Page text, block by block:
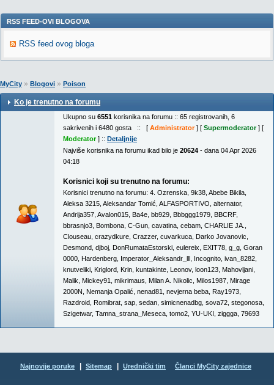
RSS FEED-OVI BLOGOVA
RSS feed ovog bloga
MyCity » Blogovi » Poison
Ko je trenutno na forumu
Ukupno su 6551 korisnika na forumu :: 65 registrovanih, 6
sakrivenih i 6480 gosta :: [ Administrator] [ Supermoderator] [
Moderator] :: Detaljnije
Najviše korisnika na forumu ikad bilo je 20624 - dana 04 Apr 2026
04:18
Korisnici koji su trenutno na forumu:
Korisnici trenutno na forumu: 4. Ozrenska 9k38 Abebe Bikila
Aleksa 3215 Aleksandar Tomić ALFASPORTIVO alternator,
Andrija357 Avalon015 Ba4e bb929 Bbbggg1979 BBCRF,
bbrasnjo3 Bombona C-Gun cavatina cebam CHARLIE JA.
Clouseau crazydkure Crazzer, cuvarkuca Darko Jovanovic
Desmond djboj DonRumataEstorski eulereix EXIT78 g_g Goran
0000 Hardenberg Imperator_Aleksandr_lll Incognito ivan_8282
knutveliki Kriglord Krin kuntakinte Leonov, loon123 Mahovljani
Malik Mickey91 mikrimaus Milan A. Nikolic Milos1987 Mirage
2000N Nemanja Opalić nenad81 nevjerna beba Ray1973
Razdroid Romibrat sap sedan simicnenadbg sova72 stegonosa
Szigetwar, Tamna_strana_Meseca tomo2 YU-UKI ziggga 79693
Najnovije poruke Sitemap Urednički tim Članci MyCity zajednice